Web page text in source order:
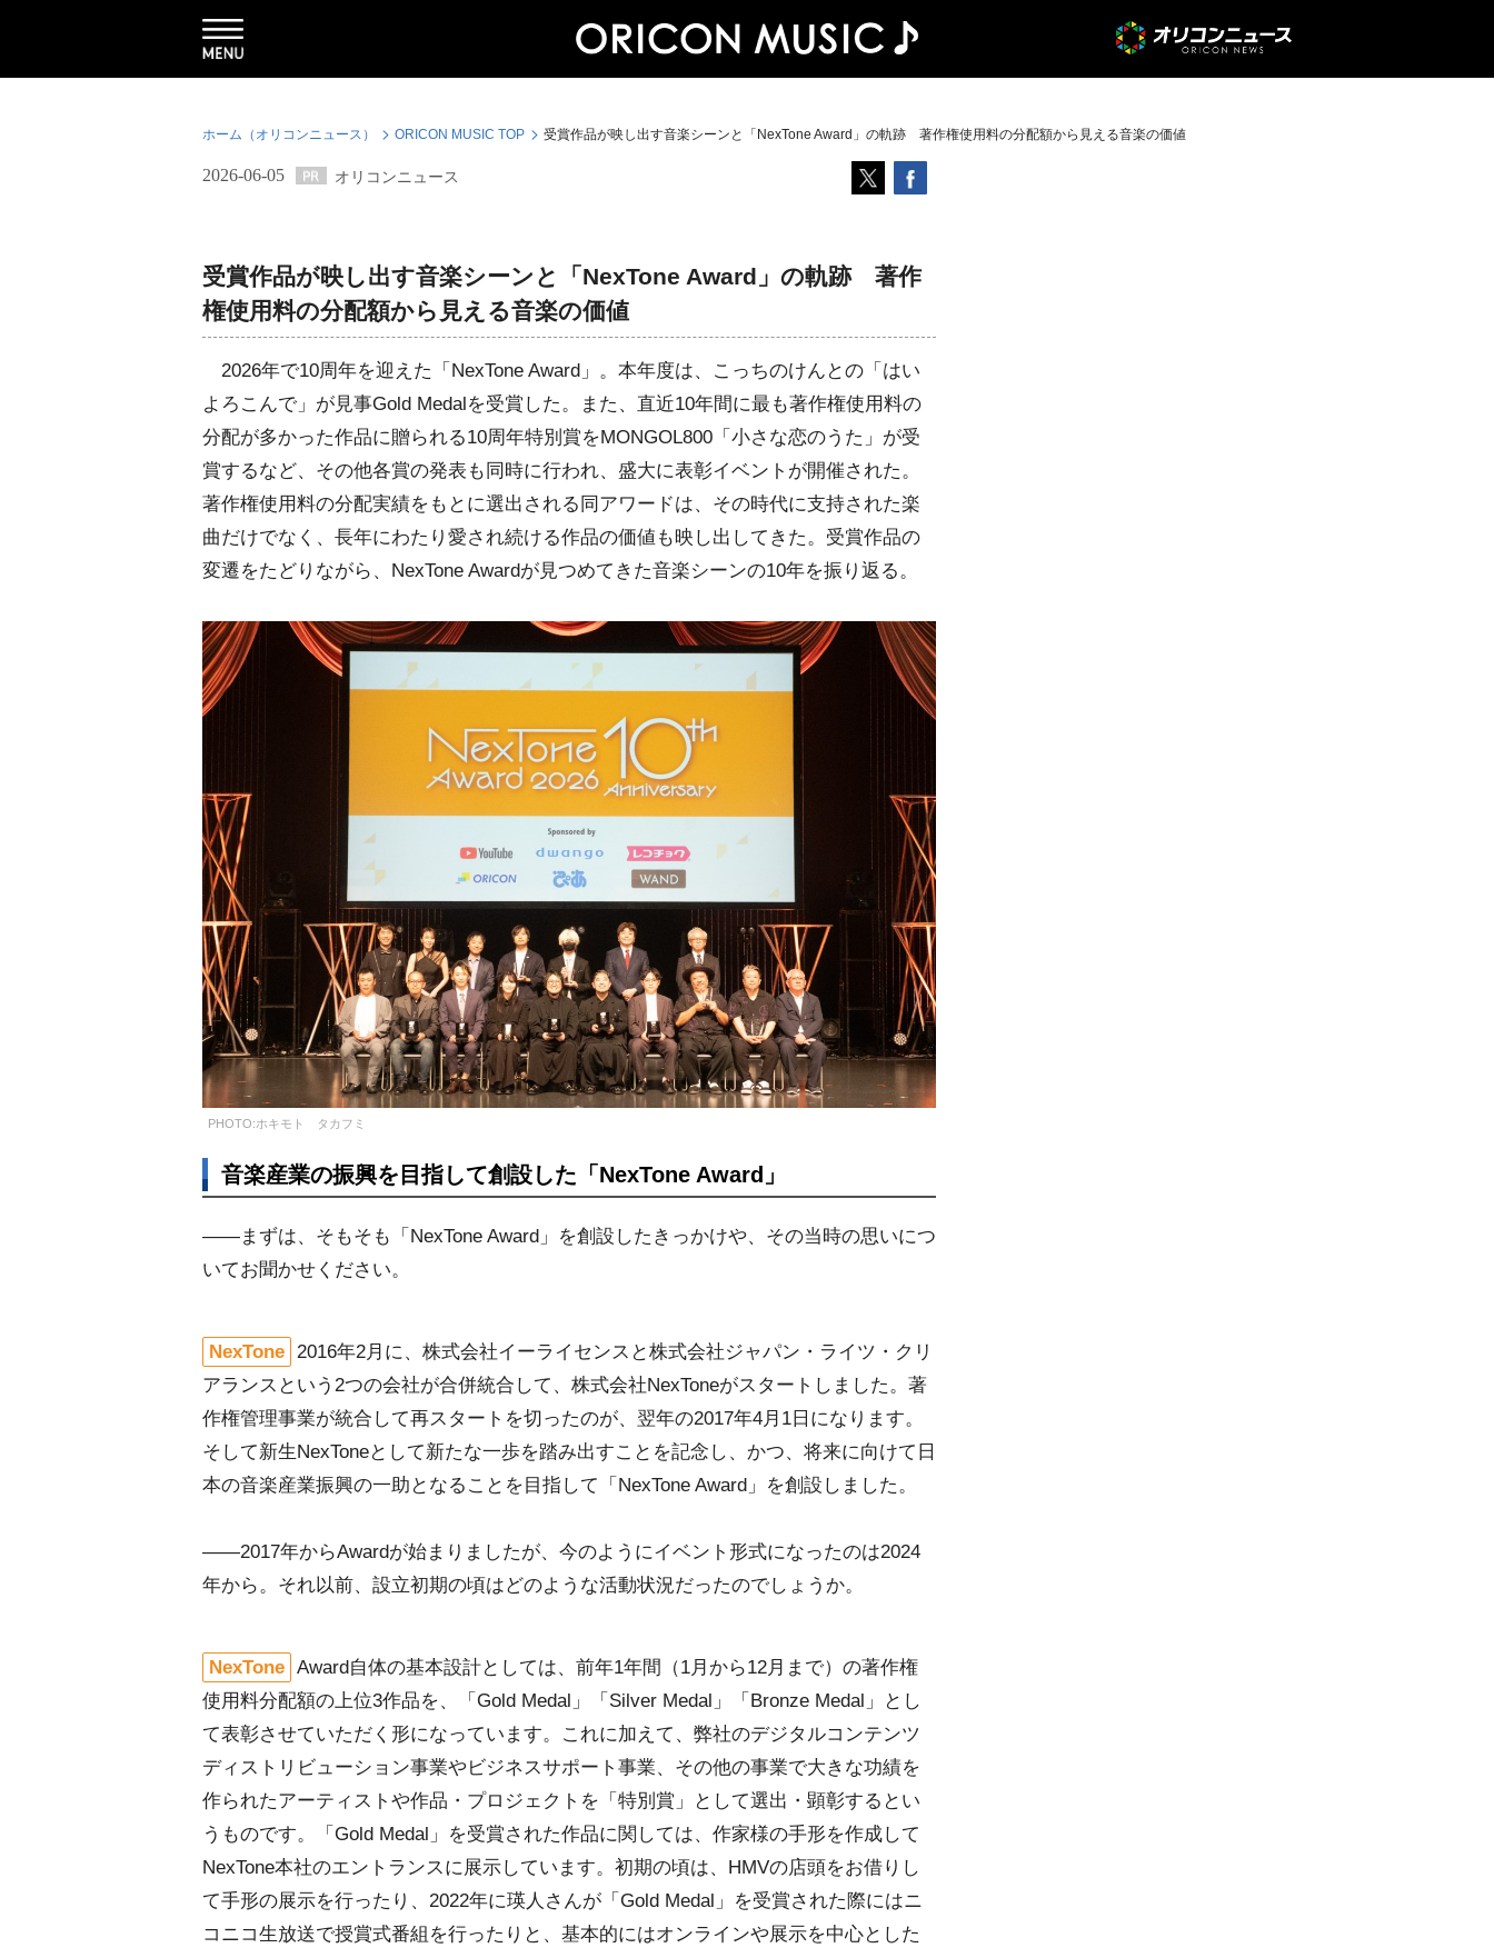
ホーム（オリコンニュース） ORICON MUSIC TOP 受賞作品が映し出す音楽シーンと「NexTone Award」の軌跡 著作権使用料の分配額から見える音楽の価値
2026-06-05 オリコンニュース
受賞作品が映し出す音楽シーンと「NexTone Award」の軌跡 著作
権使用料の分配額から見える音楽の価値
2026年で10周年を迎えた「NexTone Award」。本年度は、こっちのけんとの「はい
よろこんで」が見事Gold Medalを受賞した。また、直近10年間に最も著作権使用料の
分配が多かった作品に贈られる10周年特別賞をMONGOL800「小さな恋のうた」が受
賞するなど、その他各賞の発表も同時に行われ、盛大に表彰イベントが開催された。
著作権使用料の分配実績をもとに選出される同アワードは、その時代に支持された楽
曲だけでなく、長年にわたり愛され続ける作品の価値も映し出してきた。受賞作品の
変遷をたどりながら、NexTone Awardが見つめてきた音楽シーンの10年を振り返る。
PHOTO:ホキモト タカフミ
音楽産業の振興を目指して創設した「NexTone Award」
――まずは、そもそも「NexTone Award」を創設したきっかけや、その当時の思いにつ
いてお聞かせください。
NexTone
2016年2月に、株式会社イーライセンスと株式会社ジャパン・ライツ・クリ
アランスという2つの会社が合併統合して、株式会社NexToneがスタートしました。著
作権管理事業が統合して再スタートを切ったのが、翌年の2017年4月1日になります。
そして新生NexToneとして新たな一歩を踏み出すことを記念し、かつ、将来に向けて日
本の音楽産業振興の一助となることを目指して「NexTone Award」を創設しました。
――2017年からAwardが始まりましたが、今のようにイベント形式になったのは2024
年から。それ以前、設立初期の頃はどのような活動状況だったのでしょうか。
NexTone Award自体の基本設計としては、前年1年間（1月から12月まで）の著作権
使用料分配額の上位3作品を、「Gold Medal」「Silver Medal」「Bronze Medal」とし
て表彰させていただく形になっています。これに加えて、弊社のデジタルコンテンツ
ディストリビューション事業やビジネスサポート事業、その他の事業で大きな功績を
作られたアーティストや作品・プロジェクトを「特別賞」として選出・顕彰するとい
うものです。「Gold Medal」を受賞された作品に関しては、作家様の手形を作成して
NexTone本社のエントランスに展示しています。初期の頃は、HMVの店頭をお借りし
て手形の展示を行ったり、2022年に瑛人さんが「Gold Medal」を受賞された際にはニ
コニコ生放送で授賞式番組を行ったりと、基本的にはオンラインや展示を中心とした